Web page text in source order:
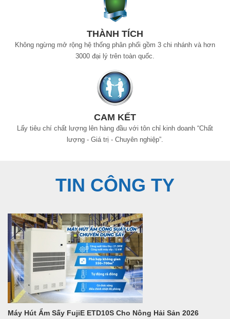
THÀNH TÍCH
Không ngừng mở rộng hệ thống phân phối gồm 3 chi nhánh và hơn
3000 đại lý trên toàn quốc.
CAM KẾT
Lấy tiêu chí chất lượng lên hàng đầu với tôn chỉ kinh doanh “Chất
lượng - Giá trị - Chuyên nghiệp”.
TIN CÔNG TY
Máy Hút Ẩm Sấy FujiE ETD10S Cho Nông Hải Sản 2026